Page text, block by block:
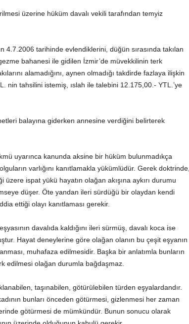
üzerine hüküm davalı vekili tarafından temyiz
4.7.2006 tarihinde evlendiklerini, düğün sırasında takılan
bahanesi ile gidilen İzmir’de müvekkilinin terk
alamadığını, aynen olmadığı takdirde fazlaya ilişkin
nin tahsilini istemiş, ıslah ile talebini 12.175,00.- YTL.’ye
balayına giderken annesine verdiğini belirterek
uyarınca kanunda aksine bir hüküm bulunmadıkça
varlığını kanıtlamakla yükümlüdür. Gerek doktrinde,
ispat yükü hayatın olağan akışına aykırı durumu
düşer. Öte yandan ileri sürdüğü bir olaydan kendi
ettiği olayı kanıtlaması gerekir.
davalıda kaldığını ileri sürmüş, davalı koca ise
Hayat deneylerine göre olağan olanın bu çeşit eşyanın
muhafaza edilmesidir. Başka bir anlatımla bunların
edilmesi olağan durumla bağdaşmaz.
taşınabilen, götürülebilen türden eşyalardandır.
bunları önceden götürmesi, gizlenmesi her zaman
götürmesi de mümkündür. Bunun sonucu olarak